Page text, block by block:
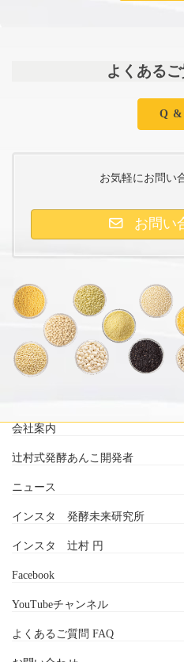
よくある
Q &
お気軽にお問い
お問い
会社案内
辻村式発酵あんこ開発者
ニュース
インスタ 発酵未来研究所
インスタ 辻村 円
Facebook
YouTubeチャンネル
よくあるご質問 FAQ